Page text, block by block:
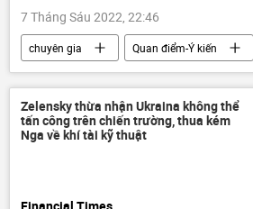
7 Tháng Sáu 2022, 22:46
chuyên gia
Quan điểm-Ý kiến
Ý kiến
phương Tây
Cuộc khủng hoảng ở Ukraina
Ukraina
Nga
Thiết bị quân sự
Zelensky thừa nhận Ukraina không thể
tấn công trên chiến trường, thua kém
Nga về khí tài kỹ thuật